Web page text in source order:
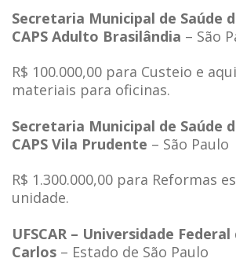
Secretaria Municipal de Saúde
CAPS Adulto Brasilândia – São
R$ 100.000,00 para Custeio e
materiais para oficinas.
Secretaria Municipal de Saúde
CAPS Vila Prudente – São Paulo
R$ 1.300.000,00 para Reformas
unidade.
UFSCAR – Universidade Federal
Carlos – Estado de São Paulo